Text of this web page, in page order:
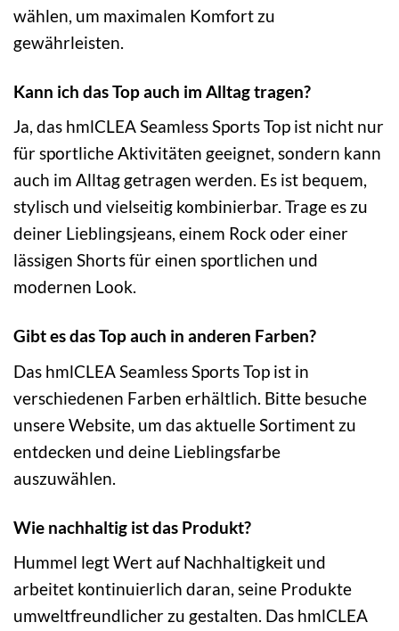
wählen, um maximalen Komfort zu
gewährleisten.
Kann ich das Top auch im Alltag tragen?
Ja, das hmlCLEA Seamless Sports Top ist nicht nur
für sportliche Aktivitäten geeignet, sondern kann
auch im Alltag getragen werden. Es ist bequem,
stylisch und vielseitig kombinierbar. Trage es zu
deiner Lieblingsjeans, einem Rock oder einer
lässigen Shorts für einen sportlichen und
modernen Look.
Gibt es das Top auch in anderen Farben?
Das hmlCLEA Seamless Sports Top ist in
verschiedenen Farben erhältlich. Bitte besuche
unsere Website, um das aktuelle Sortiment zu
entdecken und deine Lieblingsfarbe
auszuwählen.
Wie nachhaltig ist das Produkt?
Hummel legt Wert auf Nachhaltigkeit und
arbeitet kontinuierlich daran, seine Produkte
umweltfreundlicher zu gestalten. Das hmlCLEA